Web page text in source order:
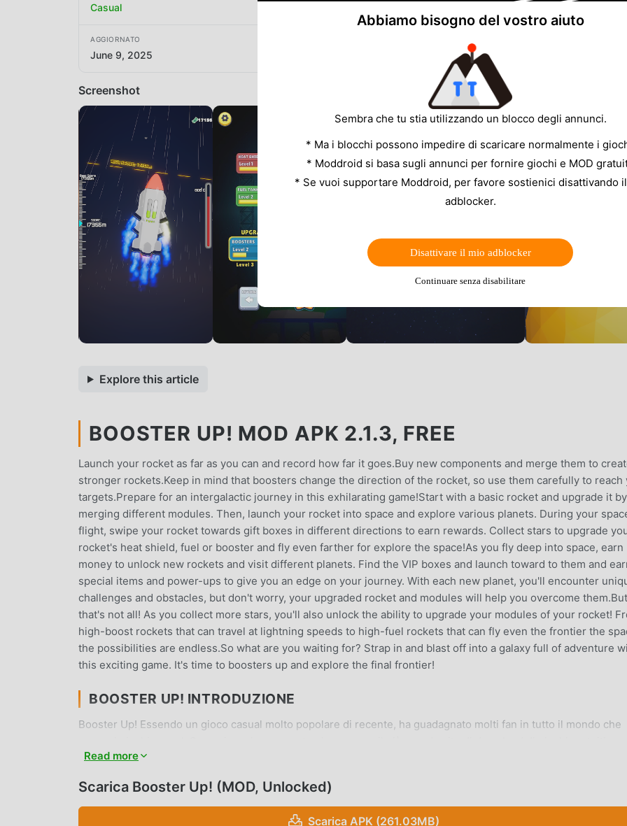
Casual
AGGIORNATO
June 9, 2025
Screenshot
Explore this article
BOOSTER UP! MOD APK 2.1.3, FREE
Launch your rocket as far as you can and record how far it goes.Buy new components and merge them to
stronger rockets.Keep in mind that boosters change the direction of the rocket, so use them carefully to reach
targets.Prepare for an intergalactic journey in this exhilarating game!Start with a basic rocket and upgrade it by
merging different modules. Then, launch your rocket into space and explore various planets. During your
flight, swipe your rocket towards gift boxes in different directions to earn rewards. Collect stars to upgrade
rocket's heat shield, fuel or booster and fly even farther for explore the space!As you fly deep into space, earn
money to unlock new rockets and visit different planets. Find the VIP boxes and launch toward to them and
special items and power-ups to give you an edge on your journey. With each new planet, you'll encounter
challenges and obstacles, but don't worry, your upgraded rocket and modules will help you overcome them.But
that's not all! As you collect more stars, you'll also unlock the ability to upgrade your modules of your rocket!
high-boost rockets that can travel at lightning speeds to high-fuel rockets that can fly even the frontier the
the possibilities are endless.So what are you waiting for? Strap in and blast off into a galaxy full of adventure
this exciting game. It's time to boosters up and explore the final frontier!
BOOSTER UP! INTRODUZIONE
Booster Up! Essendo un gioco casual molto popolare di recente, ha guadagnato molti fan in tutto il mondo che
mod apk al mondo, moddroid è la tua scelta migliore. moddroid non solo ti fornisce l'ultima versione di Booster
gioco, così puoi concentrarti sul godere della gioia portata dal gioco stesso. moddroid promette che qualsiasi
di Booster Up! non addebiterà alcuna commissione ai giocatori ed è sicura al 100%, disponibile e gratuita da
Read more
Scarica Booster Up! (MOD, Unlocked)
Scarica APK (261.03MB)
Abbiamo bisogno del vostro aiuto
Sembra che tu stia utilizzando un blocco degli annunci.
* Ma i blocchi possono impedire di scaricare normalmente i
* Moddroid si basa sugli annunci per fornire giochi e MOD
* Se vuoi supportare Moddroid, per favore sostienici disattivando
adblocker.
Disattivare il mio adblocker
Continuare senza disabilitare